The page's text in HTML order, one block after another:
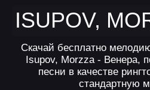
ISUPOV,
Скачай бесплатно
Isupov, Morzza - Венера,
песни в качестве
стандартную